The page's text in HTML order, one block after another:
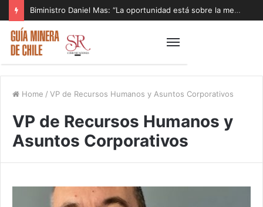
Biministro Daniel Mas: “La oportunidad está sobre la mesa y tenemos que aprovecharla”
Home / VP de Recursos Humanos y Asuntos Corporativos
VP de Recursos Humanos y
Asuntos Corporativos